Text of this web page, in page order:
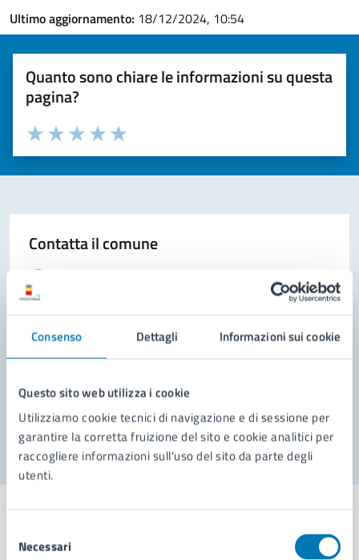
Consenso Dettagli Informazioni sui cookie
Questo sito web utilizza i cookie
Utilizziamo cookie tecnici di navigazione e di sessione per
garantire la corretta fruizione del sito e cookie analitici per
raccogliere informazioni sull'uso del sito da parte degli
utenti.
delNecessari
Ultimo aggiornamento: 18/12/2024, 10:54
Quanto sono chiare le informazioni su questa
pagina?
Valuta la chiarezza delle informazioni (da 1 a 5 stelle)
Seleziona il numero di stelle per valutare la chiarezza delle
Valuta 5 stelle su 5
Valuta 4 stelle su 5
Valuta 3 stelle su 5
Valuta 2 stelle su 5
Valuta 1 stelle su 5
Contatta il comune
Prenota appuntamento
Problemi in città
Segnala disservizio